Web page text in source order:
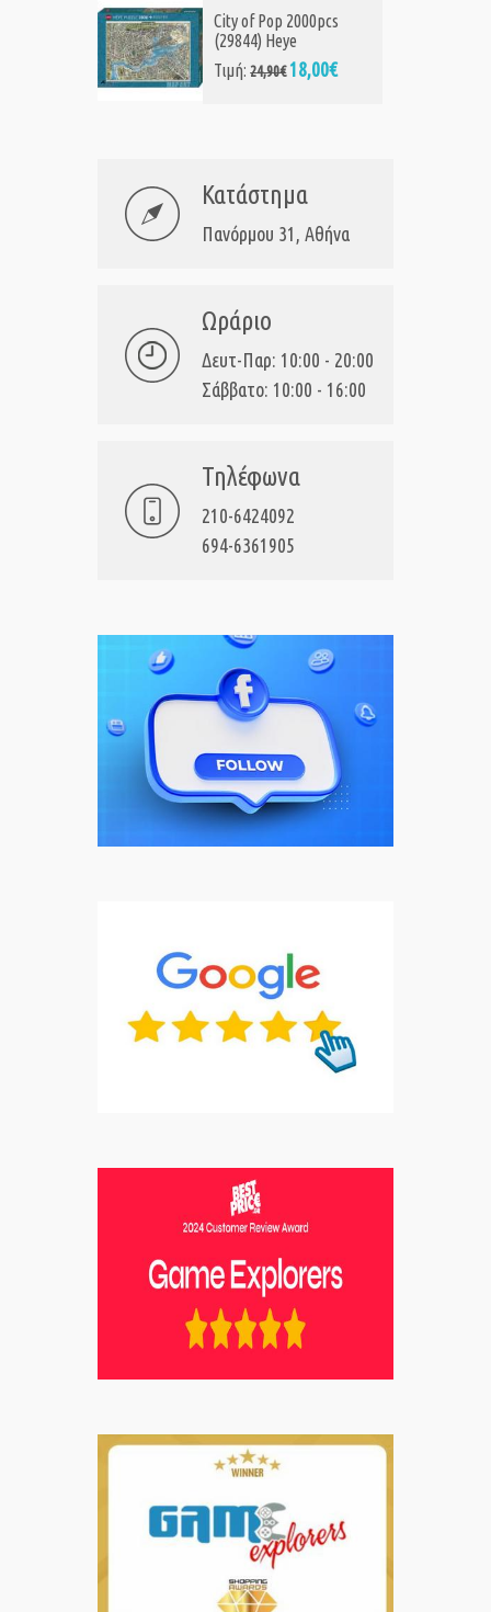
City of Pop 2000pcs
(29844) Heye
Τιμή:24,90€ 18,00€
Κατάστημα
Πανόρμου 31, Αθήνα
Ωράριο
Δευτ-Παρ: 10:00 - 20:00
Σάββατο: 10:00 - 16:00
Τηλέφωνα
210-6424092
694-6361905